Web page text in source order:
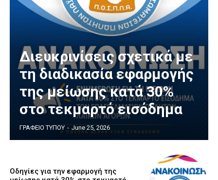
Διευκρινίσεις σχετικά με
τη διαδικασία εφαρμογής
της μείωσης κατά 30%
στο τεκμαρτό εισόδημα
ΓΡΑΦΕΙΟ ΤΥΠΟΥ - June 25, 2026
Οδηγίες για την εφαρμογή της